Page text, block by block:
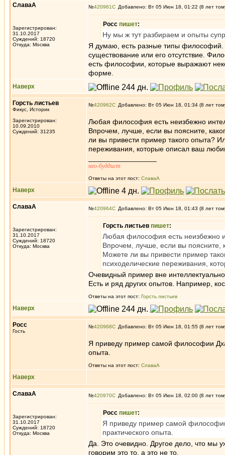
СлаваА
Зарегистрирован:
31.10.2017
Суждений: 18720
Откуда: Москва
№420961 Добавлено: Вт 05 Июн 18, 01:22 (8 лет
Росс пишет:
Ну мы ж тут разбираем и опыты
Я думаю, есть разные типы философий.
существование или его отсутствие.
есть философии, которые выражают
форме.
Наверх
Горсть листьев
Фикус, Историк
Зарегистрирован:
10.09.2010
Суждений: 31235
№420962 Добавлено: Вт 05 Июн 18, 01:34 (8 лет
Любая философия есть неизбежно
Впрочем, лучше, если вы поясните,
ли вы привести пример такого опыта?
переживания, которые описал ваш
нео-буддист
Ответы на этот пост: СлаваА
Наверх
СлаваА
Зарегистрирован:
31.10.2017
Суждений: 18720
Откуда: Москва
№420964 Добавлено: Вт 05 Июн 18, 01:43 (8 лет
Горсть листьев пишет:
Любая философия есть неизбежно
Впрочем, лучше, если вы поясните,
Можете ли вы привести пример
психоделические переживания,
Очевидный пример вне
Есть и ряд других опытов. Например,
Ответы на этот пост: Горсть листьев
Наверх
Росс
Гость
№420968 Добавлено: Вт 05 Июн 18, 01:55 (8 лет
Я приведу пример самой философии
опыта.
Ответы на этот пост: СлаваА
Наверх
СлаваА
Зарегистрирован:
31.10.2017
Суждений: 18720
Откуда: Москва
№420970 Добавлено: Вт 05 Июн 18, 02:00 (8 лет
Росс пишет:
Я приведу пример самой
практического опыта.
Да. Это очевидно. Другое дело, что мы
говорим это то, а это не то.